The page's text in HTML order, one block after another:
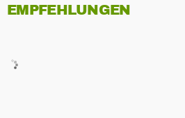
EMPFEHLUNGEN